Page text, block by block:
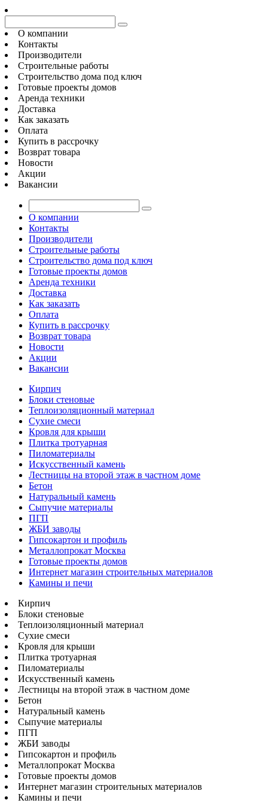
О компании
Контакты
Производители
Строительные работы
Строительство дома под ключ
Готовые проекты домов
Аренда техники
Доставка
Как заказать
Оплата
Купить в рассрочку
Возврат товара
Новости
Акции
Вакансии
О компании
Контакты
Производители
Строительные работы
Строительство дома под ключ
Готовые проекты домов
Аренда техники
Доставка
Как заказать
Оплата
Купить в рассрочку
Возврат товара
Новости
Акции
Вакансии
Кирпич
Блоки стеновые
Теплоизоляционный материал
Сухие смеси
Кровля для крыши
Плитка тротуарная
Пиломатериалы
Искусственный камень
Лестницы на второй этаж в частном доме
Бетон
Натуральный камень
Сыпучие материалы
ПГП
ЖБИ заводы
Гипсокартон и профиль
Металлопрокат Москва
Готовые проекты домов
Интернет магазин строительных материалов
Камины и печи
Кирпич
Блоки стеновые
Теплоизоляционный материал
Сухие смеси
Кровля для крыши
Плитка тротуарная
Пиломатериалы
Искусственный камень
Лестницы на второй этаж в частном доме
Бетон
Натуральный камень
Сыпучие материалы
ПГП
ЖБИ заводы
Гипсокартон и профиль
Металлопрокат Москва
Готовые проекты домов
Интернет магазин строительных материалов
Камины и печи